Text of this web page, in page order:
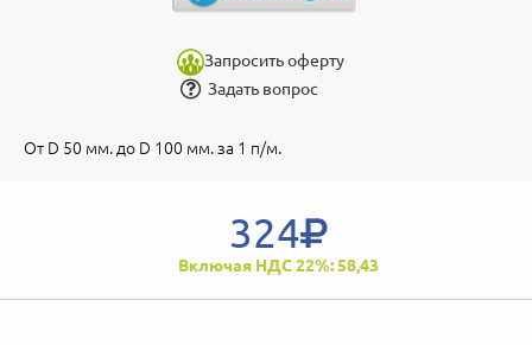
Запросить оферту
Задать вопрос
От D 50 мм. до D 100 мм. за 1 п/м.
324
Включая НДС 22%: 58,43